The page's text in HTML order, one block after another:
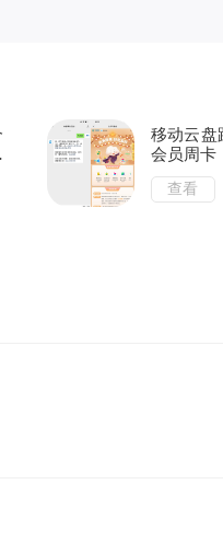
移动云盘
会员周卡
查看